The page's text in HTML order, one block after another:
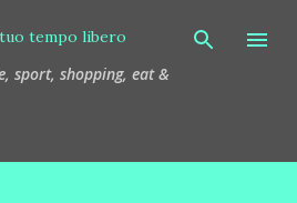
contenuti principali
sport, shopping, eat &